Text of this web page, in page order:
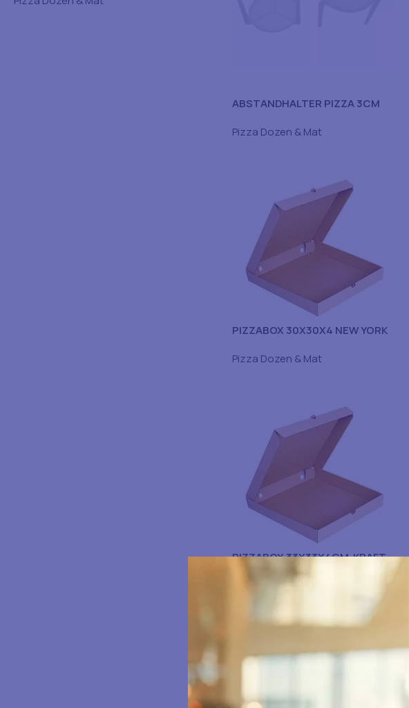
ABSTANDHALTER PIZZA 3CM
Pizza Dozen & Mat
PIZZABOX 30X30X4 NEW YORK
Pizza Dozen & Mat
PIZZABOX 33X33X4CM-KRAFT
Pizza Dozen & Mat